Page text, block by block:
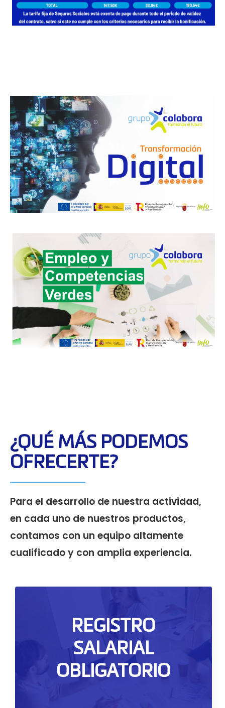
¿QUÉ MÁS PODEMOS
OFRECERTE?
Para el desarrollo de nuestra actividad,
en cada uno de nuestros productos,
contamos con un equipo altamente
cualificado y con amplia experiencia.
REGISTRO
SALARIAL
OBLIGATORIO
Registro Salarial Obligatorio
Todas las empresas deben realizar el
registro salarial obligatorio con datos
desagregados por género y categoría